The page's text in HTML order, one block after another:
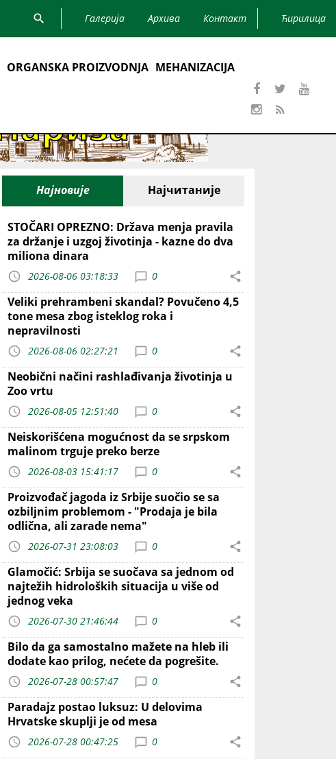
Галерија Архива Контакт Ћирилица
ORGANSKA PROIZVODNJA MEHANIZACIJA
Најновије Најчитаније
STOČARI OPREZNO: Država menja pravila
za držanje i uzgoj životinja - kazne do dva
miliona dinara
2026-08-06 03:18:33 0
Veliki prehrambeni skandal? Povučeno 4,5
tone mesa zbog isteklog roka i
nepravilnosti
2026-08-06 02:27:21 0
Neobični načini rashlađivanja životinja u
Zoo vrtu
2026-08-05 12:51:40 0
Neiskorišćena mogućnost da se srpskom
malinom trguje preko berze
2026-08-03 15:41:17 0
Proizvođač jagoda iz Srbije suočio se sa
ozbiljnim problemom - "Prodaja je bila
odlična, ali zarade nema"
2026-07-31 23:08:03 0
Glamočić: Srbija se suočava sa jednom od
najtežih hidroloških situacija u više od
jednog veka
2026-07-30 21:46:44 0
Bilo da ga samostalno mažete na hleb ili
dodate kao prilog, nećete da pogrešite.
2026-07-28 00:57:47 0
Paradajz postao luksuz: U delovima
Hrvatske skuplji je od mesa
2026-07-28 00:47:25 0